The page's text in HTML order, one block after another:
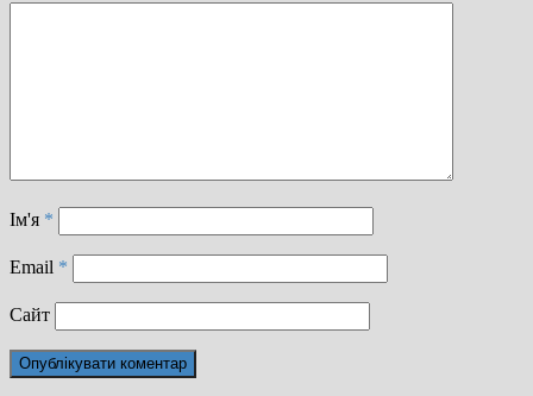
Ім'я *
Email *
Сайт